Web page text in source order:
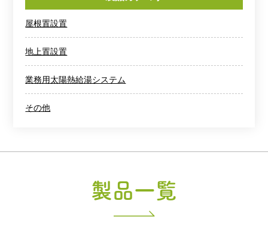
屋根置設置
地上置設置
業務用太陽熱給湯システム
その他
製品一覧